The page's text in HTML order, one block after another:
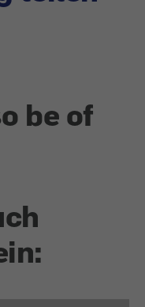
be of